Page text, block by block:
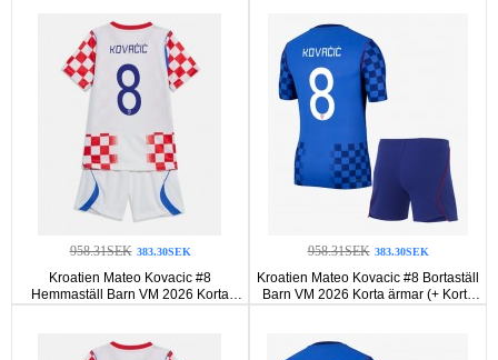
958.31SEK 383.30SEK
Kroatien Mateo Kovacic #8
Hemmaställ Barn VM 2026 Korta
ärmar (+ Korta byxor)
958.31SEK 383.30SEK
Kroatien Mateo Kovacic #8 Bortaställ
Barn VM 2026 Korta ärmar (+ Korta
byxor)